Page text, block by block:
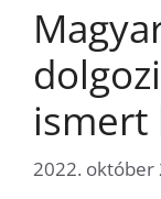
ismert
2022. október